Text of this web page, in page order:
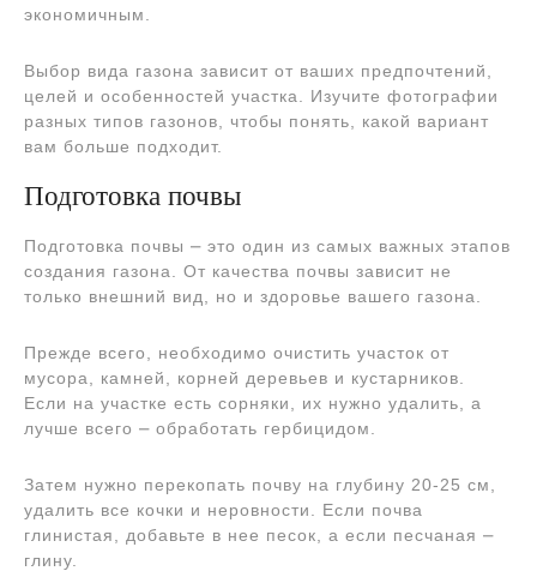
экономичным.
Выбор вида газона зависит от ваших предпочтений,
целей и особенностей участка. Изучите фотографии
разных типов газонов, чтобы понять, какой вариант
вам больше подходит.
Подготовка почвы
Подготовка почвы ⎼ это один из самых важных этапов
создания газона. От качества почвы зависит не
только внешний вид, но и здоровье вашего газона.
Прежде всего, необходимо очистить участок от
мусора, камней, корней деревьев и кустарников.
Если на участке есть сорняки, их нужно удалить, а
лучше всего ⎼ обработать гербицидом.
Затем нужно перекопать почву на глубину 20-25 см,
удалить все кочки и неровности. Если почва
глинистая, добавьте в нее песок, а если песчаная ⎼
глину.